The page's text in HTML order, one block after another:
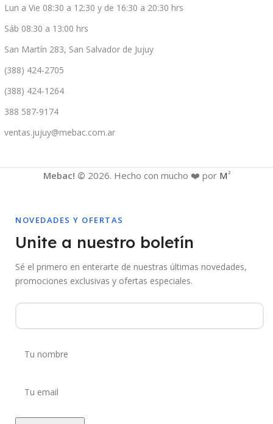
Lun a Vie 08:30 a 12:30 y de 16:30 a 20:30 hrs
Sáb 08:30 a 13:00 hrs
San Martín 283, San Salvador de Jujuy
(388) 424-2705
(388) 424-1264
388 587-9174
ventas.jujuy@mebac.com.ar
Mebac! © 2026. Hecho con mucho ❤️ por M 2
NOVEDADES Y OFERTAS
Unite a nuestro boletín
Sé el primero en enterarte de nuestras últimas novedades,
promociones exclusivas y ofertas especiales.